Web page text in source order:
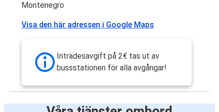
Montenegro
Visa den här adressen i Google Maps
Inträdesavgift på 2€ tas ut av
bussstationen för alla avgångar!